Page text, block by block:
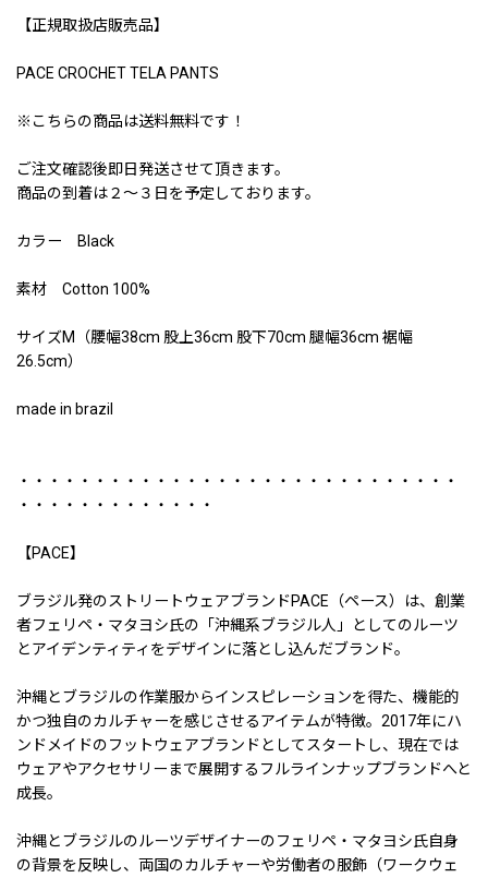
【正規取扱店販売品】
PACE CROCHET TELA PANTS
※こちらの商品は送料無料です！
ご注文確認後即日発送させて頂きます。
商品の到着は２〜３日を予定しております。
カラー Black
素材 Cotton 100%
サイズM（腰幅38cm 股上36cm 股下70cm 腿幅36cm 裾幅
26.5cm）
made in brazil
・・・・・・・・・・・・・・・・・・・・・・・・・・・・・
・・・・・・・・・・・・・
【PACE】
ブラジル発のストリートウェアブランドPACE（ペース）は、創業
者フェリペ・マタヨシ氏の「沖縄系ブラジル人」としてのルーツ
とアイデンティティをデザインに落とし込んだブランド。
沖縄とブラジルの作業服からインスピレーションを得た、機能的
かつ独自のカルチャーを感じさせるアイテムが特徴。2017年にハ
ンドメイドのフットウェアブランドとしてスタートし、現在では
ウェアやアクセサリーまで展開するフルラインナップブランドへと
成長。
沖縄とブラジルのルーツデザイナーのフェリペ・マタヨシ氏自身
の背景を反映し、両国のカルチャーや労働者の服飾（ワークウェ